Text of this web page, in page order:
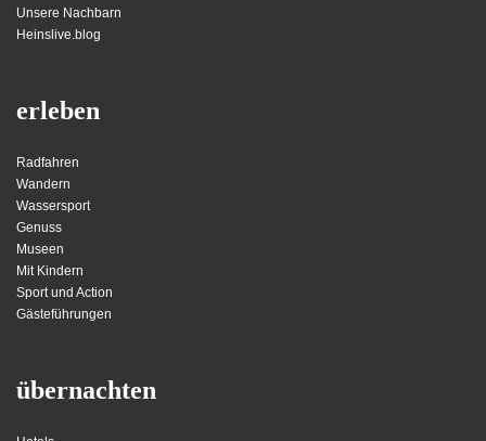
Unsere Nachbarn
Heinslive.blog
erleben
Radfahren
Wandern
Wassersport
Genuss
Museen
Mit Kindern
Sport und Action
Gästeführungen
übernachten